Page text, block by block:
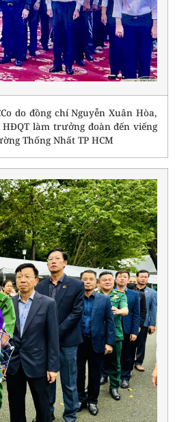
do đồng chí Nguyễn Xuân Hòa,
làm trưởng đoàn đến viếng
Thống Nhất TP HCM